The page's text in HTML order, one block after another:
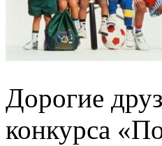
Дорогие
конкурса